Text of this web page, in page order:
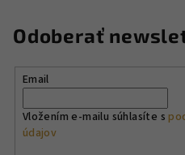
i
i
Odoberať
Email
Vložením e-mailu súhlasíte s
údajov